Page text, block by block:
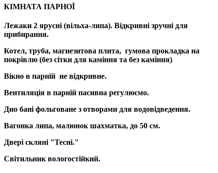
КІМНАТА ПАРНОЇ
Лежаки 2 ярусні (вільха-липа). Відкривні зручні для
прибирання.
Котел, труба, магнезитова плита, гумова прокладка на
покрівлю (без сітки для каміння та без каміння)
Вікно в парній не відкривне.
Вентиляція в парній пасивна регулюємо.
Дно бані фольговане з отворами для водовідведення.
Вагонка липа, малюнок шахматка, до 50 см.
Двері скляні "Тесні."
Світильник вологостійкий.